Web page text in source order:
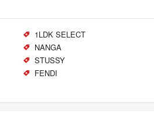
1LDK SELECT
NANGA
STUSSY
FENDI